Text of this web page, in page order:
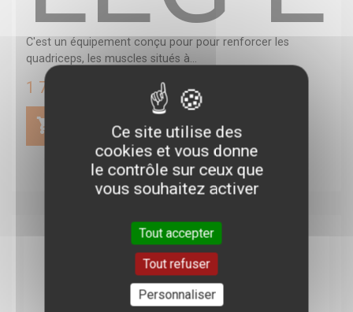
C'est un équipement conçu pour pour renforcer les
quadriceps, les muscles situés à...
1 740,00 €
Ce site utilise des
cookies et vous donne
le contrôle sur ceux que
vous souhaitez activer
Tout accepter
Tout refuser
Personnaliser